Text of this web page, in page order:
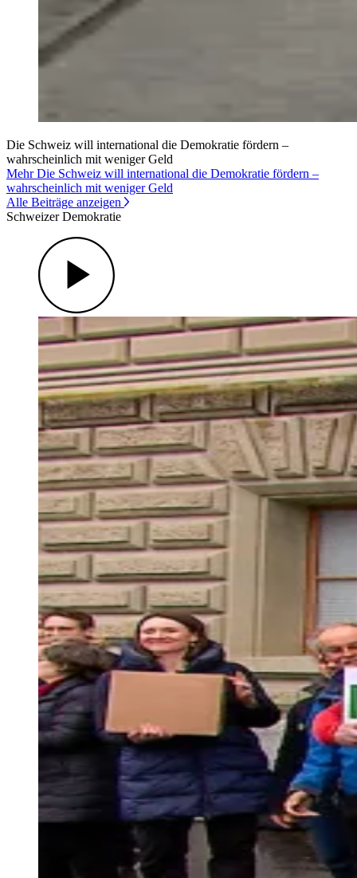
Die Schweiz will international die Demokratie fördern –
wahrscheinlich mit weniger Geld
Mehr Die Schweiz will international die Demokratie fördern –
wahrscheinlich mit weniger Geld
Alle Beiträge anzeigen
Schweizer Demokratie